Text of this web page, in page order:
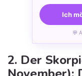
Ich
💬
2. Der